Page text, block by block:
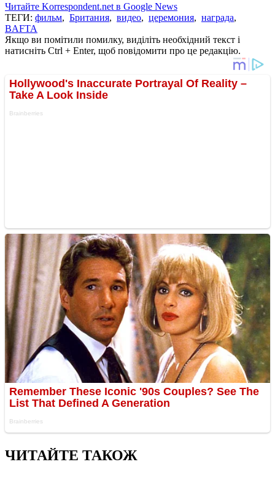
Читайте Korrespondent.net в Google News
ТЕГИ: фильм, Британия, видео, церемония, награда,
BAFTA
Якщо ви помітили помилку, виділіть необхідний текст і
натисніть Ctrl + Enter, щоб повідомити про це редакцію.
ЧИТАЙТЕ ТАКОЖ